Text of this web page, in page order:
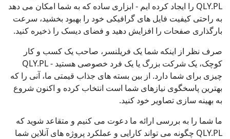
QLY.PL را ایجاد کرده ایم - ابزاری ساده که به شما امکان می دهد
به راحتی کیفیت فایل های گرافیکی خود را بهبود بخشید، سرعت
بارگذاری صفحات را افزایش دهید و فضای دیسک را ذخیره کنید.
صرف نظر از اینکه شما یک فریلنسر، صاحب یک کسب و کار
کوچک، یک شرکت بزرگ یا یک فرد خصوصی هستید - QLY.PL
چیزی برای شما دارد. از بین بسته های جذاب قیمتی ما، آنی را که
بهترین پاسخگوی نیازهای شما است انتخاب کرده و اکنون شروع
به بهینه سازی تصاویر خود کنید.
ما شما را به بررسی ارائه ما دعوت می کنیم و متقاعد شوید که
QLY.PL چگونه می تواند کارایی و عملکرد پروژه های آنلاین شما